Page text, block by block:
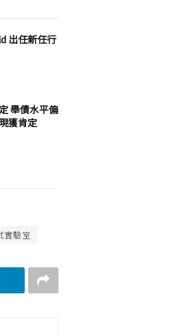
出任新任行
舉債水平偏
獲肯定
實驗室